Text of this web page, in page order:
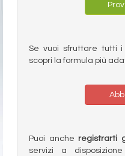
Se vuoi sfruttare tutti
scopri la formula più
Puoi anche registrarti
servizi a